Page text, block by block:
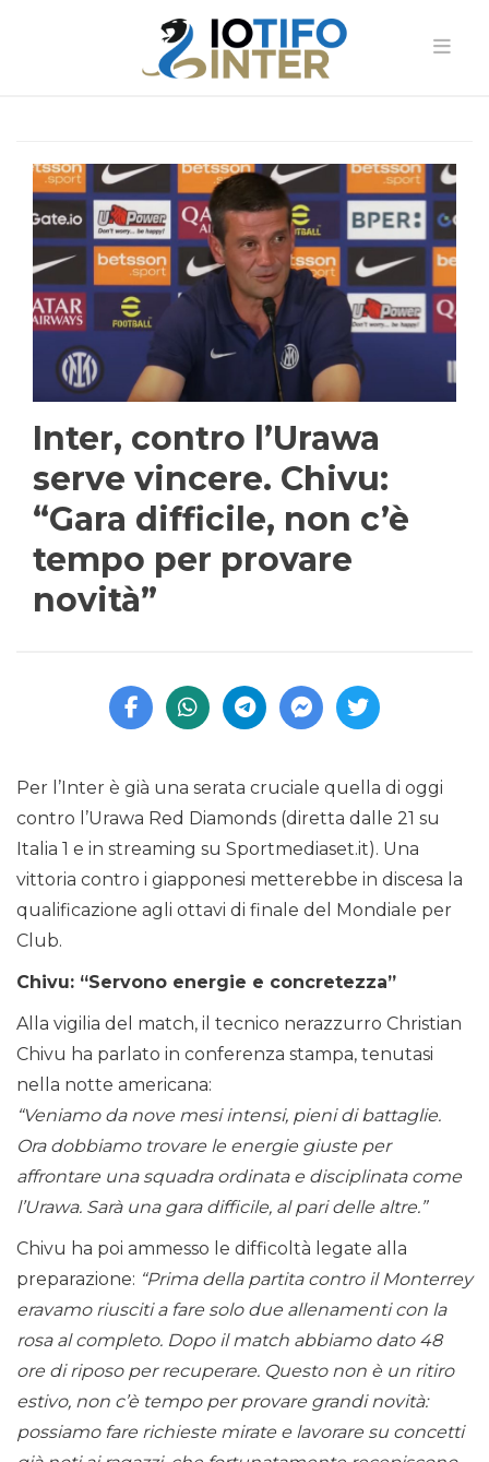
Inter, contro l’Urawa
serve vincere. Chivu:
“Gara difficile, non c’è
tempo per provare
novità”
Per l’Inter è già una serata cruciale quella di oggi
contro l’Urawa Red Diamonds (diretta dalle 21 su
Italia 1 e in streaming su Sportmediaset.it). Una
vittoria contro i giapponesi metterebbe in discesa la
qualificazione agli ottavi di finale del Mondiale per
Club.
Chivu: “Servono energie e concretezza”
Alla vigilia del match, il tecnico nerazzurro Christian
Chivu ha parlato in conferenza stampa, tenutasi
nella notte americana:
“Veniamo da nove mesi intensi, pieni di battaglie.
Ora dobbiamo trovare le energie giuste per
affrontare una squadra ordinata e disciplinata come
l’Urawa. Sarà una gara difficile, al pari delle altre.”
Chivu ha poi ammesso le difficoltà legate alla
preparazione: “Prima della partita contro il Monterrey
eravamo riusciti a fare solo due allenamenti con la
rosa al completo. Dopo il match abbiamo dato 48
ore di riposo per recuperare. Questo non è un ritiro
estivo, non c’è tempo per provare grandi novità:
possiamo fare richieste mirate e lavorare su concetti